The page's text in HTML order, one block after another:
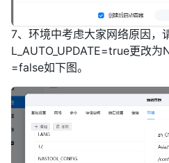
7、环境中考虑大家网络原因，
L_AUTO_UPDATE=true更改为
=false如下图。